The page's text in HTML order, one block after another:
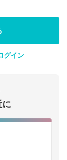
グイン
に